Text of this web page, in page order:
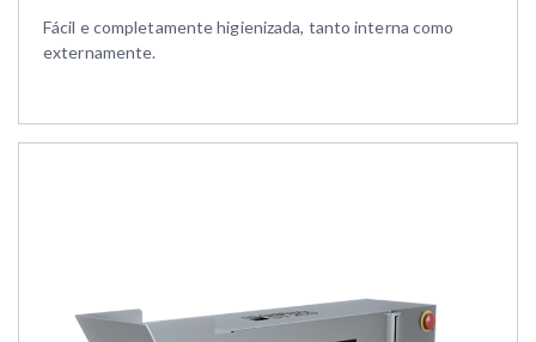
Fácil e completamente higienizada, tanto interna como
externamente.